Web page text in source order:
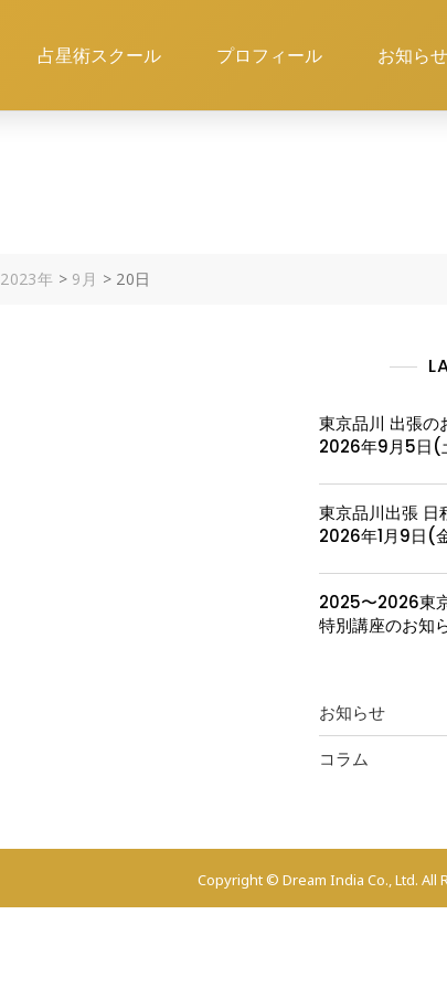
占星術スクール プロフィール お知らせ
2023年 > 9月 > 20日
東京品川 出張の
2026年9月5日(
東京品川出張 日
2026年1月9日(
2025〜2026東
特別講座のお知
お知らせ
コラム
Copyright © Dream India Co., Ltd. All